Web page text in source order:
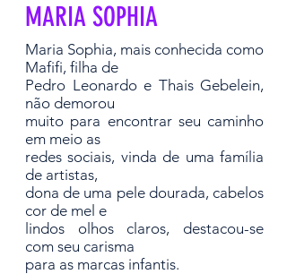
MARIA SOPHIA
Maria Sophia, mais conhecida como
Mafifi, filha de
Pedro Leonardo e Thais Gebelein,
não demorou
muito para encontrar seu caminho
em meio as
redes sociais, vinda de uma família
de artistas,
dona de uma pele dourada, cabelos
cor de mel e
lindos olhos claros, destacou-se
com seu carisma
para as marcas infantis.